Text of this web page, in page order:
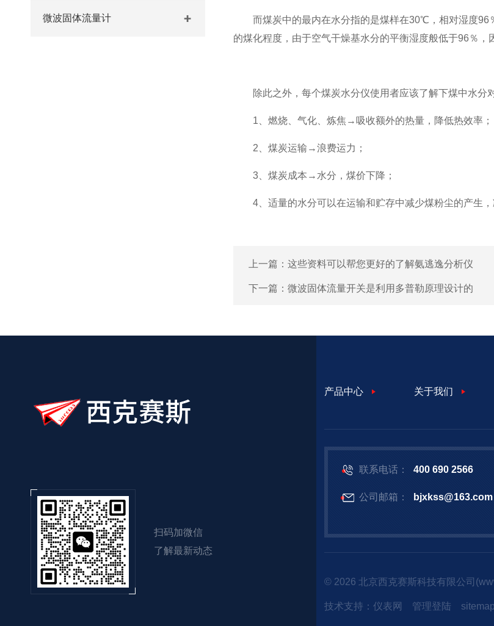
微波固体流量计
而煤炭中的最内在水分指的是煤样在30℃，相对湿度96
的煤化程度，由于空气干燥基水分的平衡湿度般低于96％，
除此之外，每个煤炭水分仪使用者应该了解下煤中水分
1、燃烧、气化、炼焦→吸收额外的热量，降低热效率；
2、煤炭运输→浪费运力；
3、煤炭成本→水分，煤价下降；
4、适量的水分可以在运输和贮存中减少煤粉尘的产生，
上一篇： 这些资料可以帮您更好的了解氨逃逸分析仪
下一篇： 微波固体流量开关是利用多普勒原理设计的
扫码加微信
了解最新动态
产品中心 关于我们
联系电话： 400 690 2566
公司邮箱： bjxkss@163.com
© 2026 北京西克赛斯科技有限公司
技术支持： 仪表网 管理登陆